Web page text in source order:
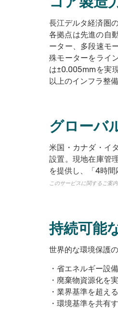
長江デルタ経済圏
各拠点は先進の自
ーター、多段速モ
殊モーターをライ
は±0.005mmを実
以上のインフラ整
グローバ
米国・カナダ・イ
設置。現地在庫管
を提供し、「4時
このサービスに関するご案
持続可能
世界的な環境保護
・省エネルギー設
・廃棄物資源化を
・業界基準を超え
・環境基準を共有